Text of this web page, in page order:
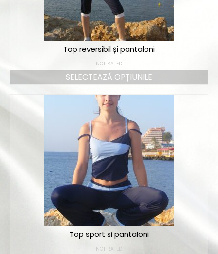
Top reversibil și pantaloni
NOT RATED
SELECTEAZĂ OPȚIUNILE
Top sport și pantaloni
NOT RATED